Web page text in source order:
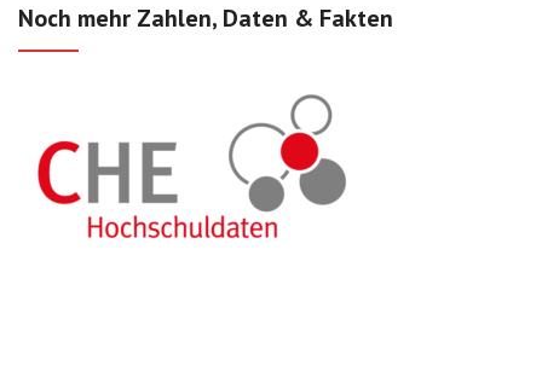
Noch mehr Zahlen, Daten & Fakten